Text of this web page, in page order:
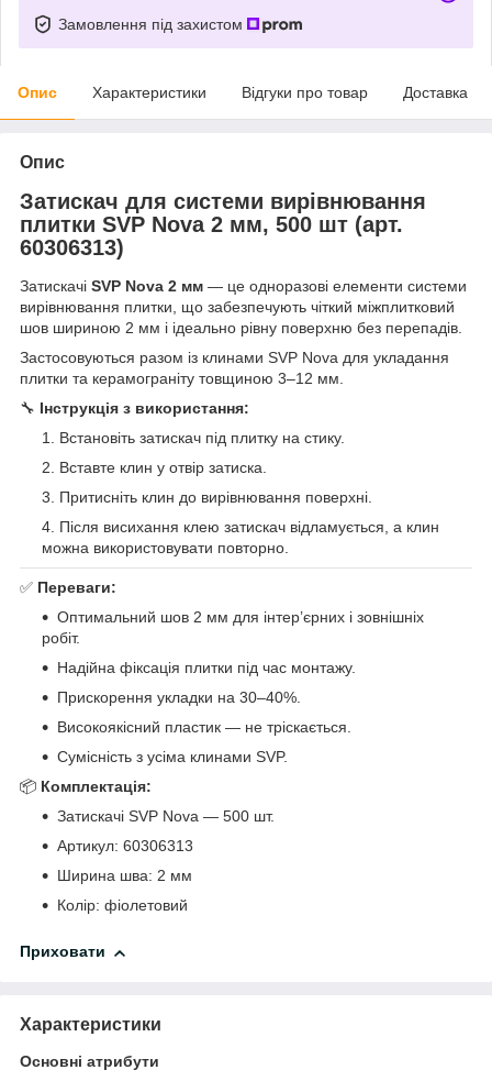
Замовлення під захистом
Опис Характеристики Відгуки про товар Доставка
Опис
Затискач для системи вирівнювання
плитки SVP Nova 2 мм, 500 шт (арт.
60306313)
Затискачі SVP Nova 2 мм — це одноразові елементи системи
вирівнювання плитки, що забезпечують чіткий міжплитковий
шов шириною 2 мм і ідеально рівну поверхню без перепадів.
Застосовуються разом із клинами SVP Nova для укладання
плитки та керамограніту товщиною 3–12 мм.
🔧 Інструкція з використання:
Встановіть затискач під плитку на стику.
Вставте клин у отвір затиска.
Притисніть клин до вирівнювання поверхні.
Після висихання клею затискач відламується, а клин
можна використовувати повторно.
✅ Переваги:
Оптимальний шов 2 мм для інтер’єрних і зовнішніх
робіт.
Надійна фіксація плитки під час монтажу.
Прискорення укладки на 30–40%.
Високоякісний пластик — не тріскається.
Сумісність з усіма клинами SVP.
📦 Комплектація:
Затискачі SVP Nova — 500 шт.
Артикул: 60306313
Ширина шва: 2 мм
Колір: фіолетовий
Приховати
Характеристики
Основні атрибути